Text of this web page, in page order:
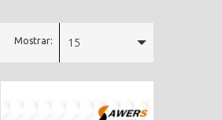
Mostrar: 15